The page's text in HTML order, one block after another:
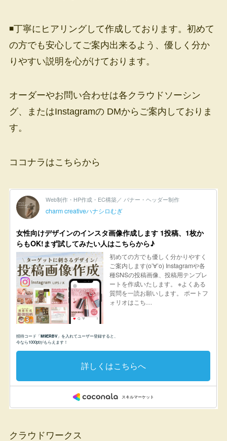
◾️丁寧にヒアリングして作成しております。初めて
の方でも安心してご案内出来るよう、優しく分か
りやすい説明を心がけております。
オーダーやお問い合わせは各クラウドソーシン
グ、またはInstagramの DMからご案内しておりま
す。
ココナラはこちらから
クラウドワークス